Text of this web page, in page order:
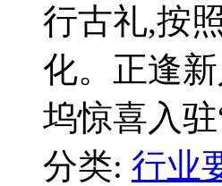
行古礼,按
化。正逢
坞惊喜入驻
分类: 行业